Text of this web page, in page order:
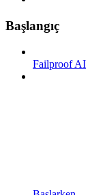
Başlangıç
Failproof AI